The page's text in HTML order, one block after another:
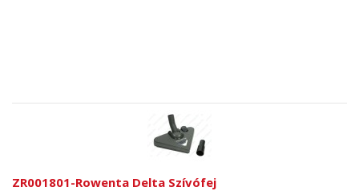
ZR001801-Rowenta Delta Szívófej